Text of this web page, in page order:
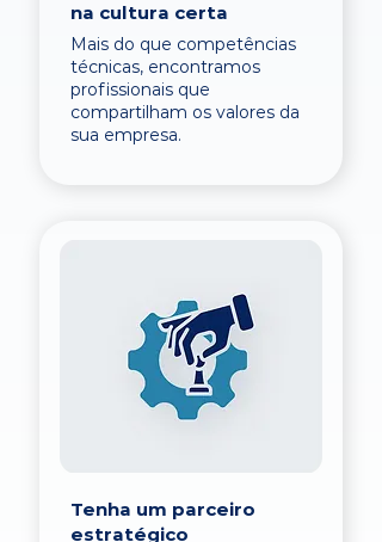
na cultura certa
Mais do que competências
técnicas, encontramos
profissionais que
compartilham os valores da
sua empresa.
Tenha um parceiro
estratégico